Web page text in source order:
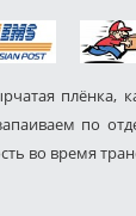
плёнка,
по
во время